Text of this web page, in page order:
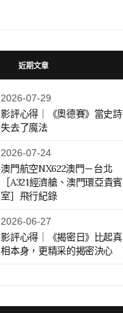
近期文章
2026-07-29
影評心得｜《奧德賽》當史詩
失去了魔法
2026-07-24
澳門航空NX622澳門－台北
［A321經濟艙、澳門環亞貴賓
室］飛行紀錄
2026-06-27
影評心得｜《揭密日》比起真
相本身，更精采的揭密決心